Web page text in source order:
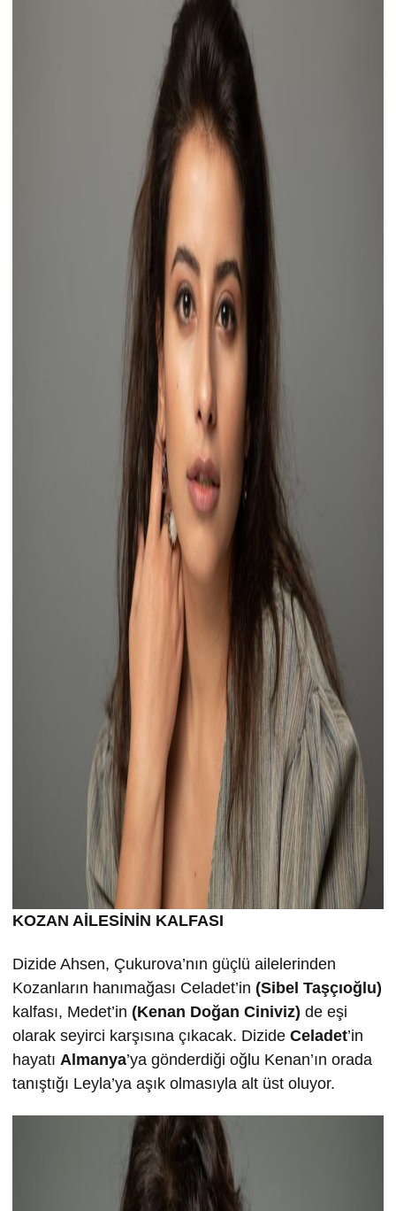
KOZAN AİLESİNİN KALFASI
Dizide Ahsen, Çukurova’nın güçlü ailelerinden
Kozanların hanımağası Celadet’in (Sibel Taşçıoğlu)
kalfası, Medet’in (Kenan Doğan Ciniviz) de eşi
olarak seyirci karşısına çıkacak. Dizide Celadet’in
hayatı Almanya’ya gönderdiği oğlu Kenan’ın orada
tanıştığı Leyla’ya aşık olmasıyla alt üst oluyor.